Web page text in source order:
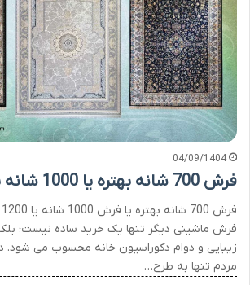
04/09/1404
فرش 700 شانه بهتره یا 1000 شانه یا 1200 شانه؟
فرش ماشینی دیگر تنها یک خرید ساده نیست؛
زیبایی و دوام دکوراسیون خانه محسوب می شود.
مردم تنها به طرح…